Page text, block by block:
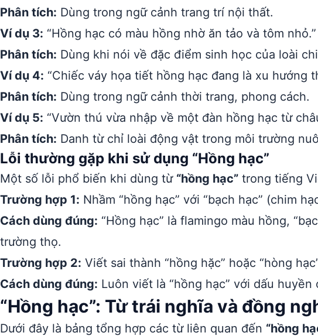
Phân tích: Dùng trong ngữ cảnh trang trí nội thất.
Ví dụ 3: “Hồng hạc có màu hồng nhờ ăn tảo và tôm nhỏ.”
Phân tích: Dùng khi nói về đặc điểm sinh học của loài
Ví dụ 4: “Chiếc váy họa tiết hồng hạc đang là xu hướng
Phân tích: Dùng trong ngữ cảnh thời trang, phong cách.
Ví dụ 5: “Vườn thú vừa nhập về một đàn hồng hạc từ
Phân tích: Danh từ chỉ loài động vật trong môi trường
Lỗi thường gặp khi sử dụng “Hồng hạc”
Một số lỗi phổ biến khi dùng từ “hồng hạc” trong tiếng
Trường hợp 1: Nhầm “hồng hạc” với “bạch hạc” (chim
Cách dùng đúng: “Hồng hạc” là flamingo màu hồng,
trường thọ.
Trường hợp 2: Viết sai thành “hồng hặc” hoặc “hòng
Cách dùng đúng: Luôn viết là “hồng hạc” với dấu huyền
“Hồng hạc”: Từ trái nghĩa và đồng
Dưới đây là bảng tổng hợp các từ liên quan đến “hồng